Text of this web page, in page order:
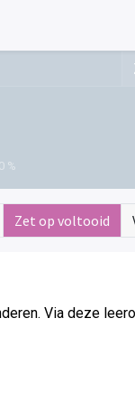
0 %
Zet op voltooid
Via deze